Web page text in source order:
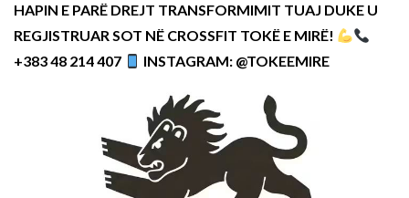
HAPIN E PARË DREJT TRANSFORMIMIT TUAJ DUKE U
REGJISTRUAR SOT NË CROSSFIT TOKË E MIRË!
+383 48 214 407
INSTAGRAM: @TOKEEMIRE